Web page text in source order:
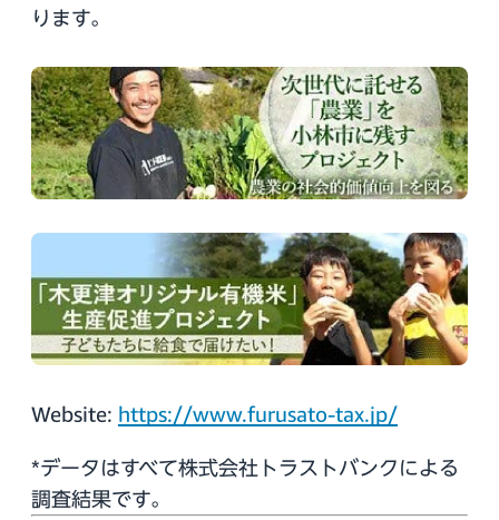
ります。
Website: https://www.furusato-tax.jp/
*データはすべて株式会社トラストバンクによる
調査結果です。